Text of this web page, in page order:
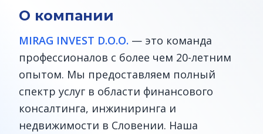
О компании
MIRAG INVEST D.O.O. — это команда
профессионалов с более чем 20-летним
опытом. Мы предоставляем полный
спектр услуг в области финансового
консалтинга, инжиниринга и
недвижимости в Словении. Наша